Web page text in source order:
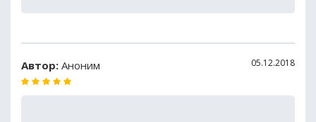
Автор: Аноним 05.12.2018